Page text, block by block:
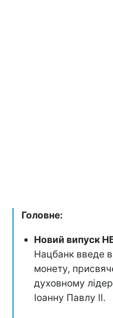
Головне:
Новий випуск
Нацбанк введе
монету,
духовному
Іоанну Павлу II.